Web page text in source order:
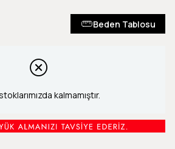
Beden Tablosu
kalmamıştır.